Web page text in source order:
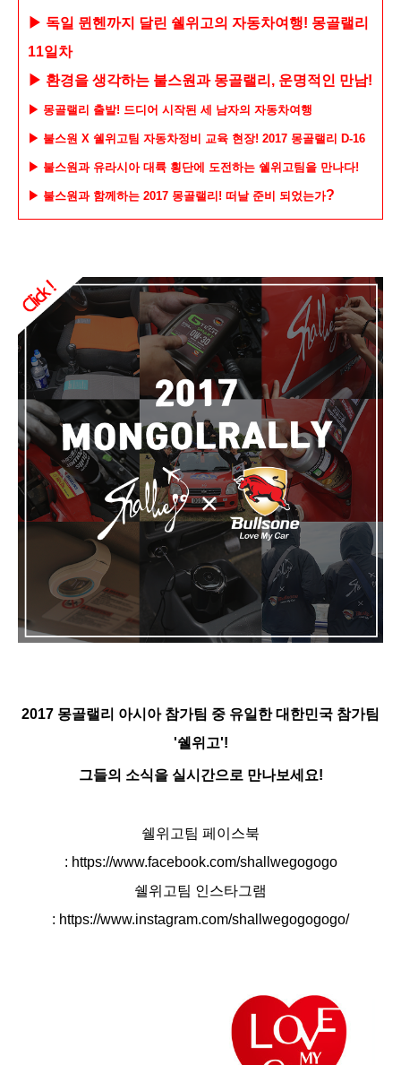
▶ 독일 뮌헨까지 달린 쉘위고의 자동차여행! 몽골랠리
11일차
▶ 환경을 생각하는 불스원과 몽골랠리, 운명적인 만남!
▶ 몽골랠리 출발! 드디어 시작된 세 남자의 자동차여행
▶ 불스원 X 쉘위고팀 자동차정비 교육 현장! 2017 몽골랠리 D-16
▶ 불스원과 유라시아 대륙 횡단에 도전하는 쉘위고팀을 만나다!
▶ 불스원과 함께하는 2017 몽골랠리! 떠날 준비 되었는가?
2017 몽골랠리 아시아 참가팀 중 유일한 대한민국 참가팀
'쉘위고'!
그들의 소식을 실시간으로 만나보세요!
쉘위고팀 페이스북
: https://www.facebook.com/shallwegogogo
쉘위고팀 인스타그램
: https://www.instagram.com/shallwegogogogo/